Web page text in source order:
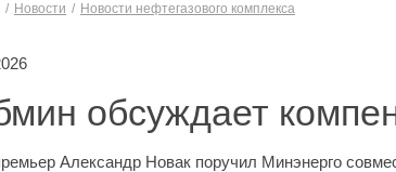
Новости Новости нефтегазового комплекса
обсуждает
Александр Новак поручил Минэнерго